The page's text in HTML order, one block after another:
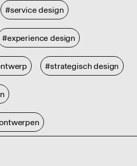
#service design
#experience design
#strategisch design